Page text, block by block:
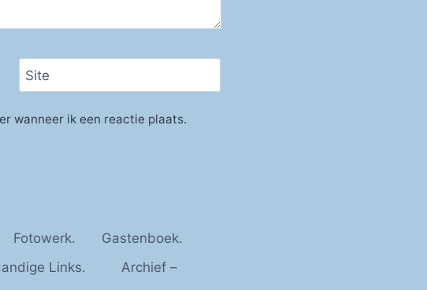
Site
wanneer ik een reactie plaats.
Fotowerk.
Gastenboek.
Links.
Archief –